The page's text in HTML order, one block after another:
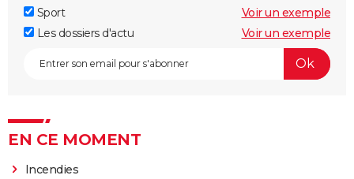
Sport
Voir un exemple
Les dossiers d'actu
Voir un exemple
EN CE MOMENT
Incendies